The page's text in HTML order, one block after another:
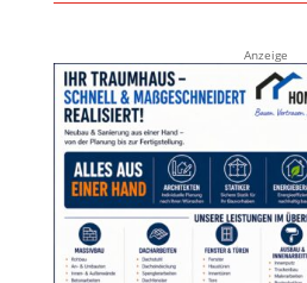
Anzeige